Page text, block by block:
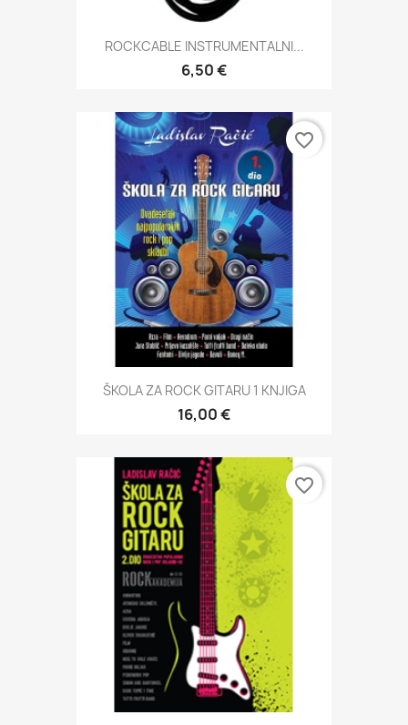
ROCKCABLE INSTRUMENTALNI...
6,50 €
ŠKOLA ZA ROCK GITARU 1 KNJIGA
16,00 €
favorite_border
favorite_border